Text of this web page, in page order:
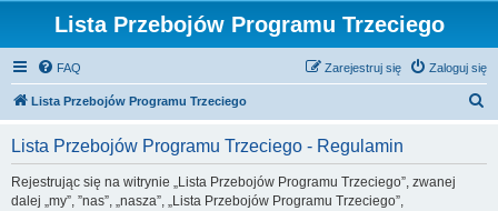
Lista Przebojów Programu Trzeciego
FAQ Zaloguj się
Zarejestruj się
Lista Przebojów Programu Trzeciego
Lista Przebojów Programu Trzeciego - Regulamin
Rejestrując się na witrynie „Lista Przebojów Programu Trzeciego”, zwanej
dalej „my”, ”nas”, „nasza”, „Lista Przebojów Programu Trzeciego”,